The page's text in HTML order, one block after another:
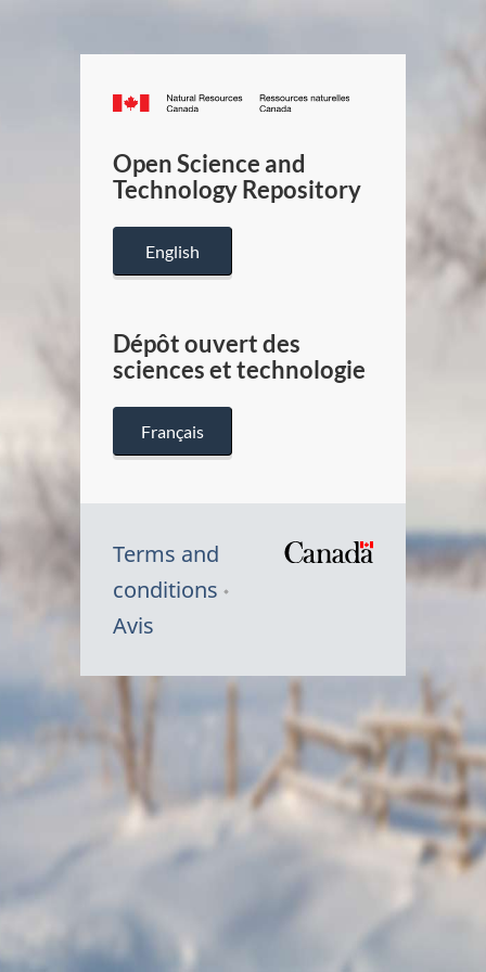
Canada.ca
/
Canada
Open Science and
Technology Repository
English
Dépôt ouvert des
sciences et technologie
Français
Terms and
conditions
Avis
Symbole
Canada